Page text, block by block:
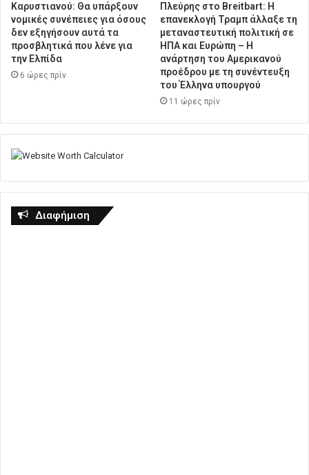
Καρυστιανού: Θα υπάρξουν
νομικές συνέπειες για όσους
δεν εξηγήσουν αυτά τα
προσβλητικά που λένε για
την Ελπίδα
6 ώρες πρίν
Πλεύρης στο Breitbart: Η
επανεκλογή Τραμπ άλλαξε τη
μεταναστευτική πολιτική σε
ΗΠΑ και Ευρώπη – Η
ανάρτηση του Αμερικανού
προέδρου με τη συνέντευξη
του Έλληνα υπουργού
11 ώρες πρίν
Διαφήμιση